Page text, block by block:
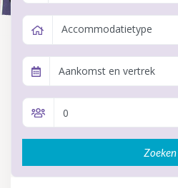
Accommodatietype
Aankomst en vertrek
Zoeken